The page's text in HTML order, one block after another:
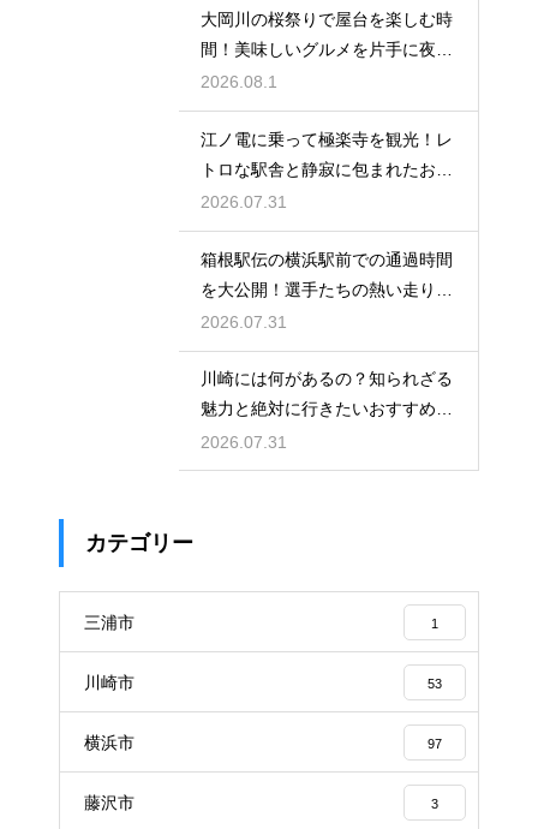
大岡川の桜祭りで屋台を楽しむ時
間！美味しいグルメを片手に夜桜
を満喫する
2026.08.1
江ノ電に乗って極楽寺を観光！レ
トロな駅舎と静寂に包まれたお寺
に癒される
2026.07.31
箱根駅伝の横浜駅前での通過時間
を大公開！選手たちの熱い走りを
沿道で応援
2026.07.31
川崎には何があるの？知られざる
魅力と絶対に行きたいおすすめ観
光スポット
2026.07.31
カテゴリー
三浦市 1
川崎市 53
横浜市 97
藤沢市 3